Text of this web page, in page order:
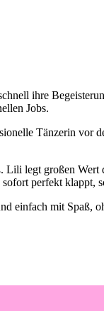
ihre
Jobs.
Tänzerin
legt großen
perfekt
einfach mit Spaß,